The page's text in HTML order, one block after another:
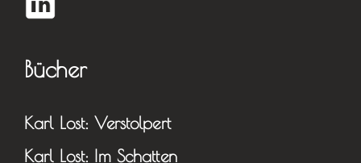
Bücher
Karl Lost: Verstolpert
Karl Lost: Im Schatten